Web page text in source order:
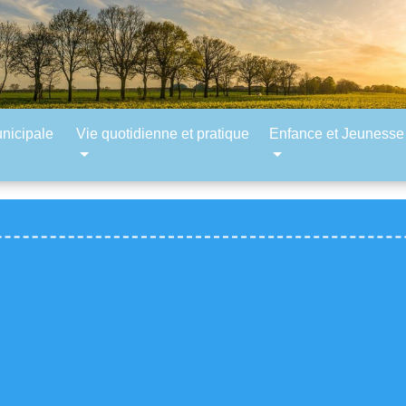
Vie quotidienne et pratique Enfance et Jeunesse